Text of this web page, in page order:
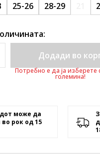
25-26 28-29
Додади во
Потребно е да ја изберете
големина!
може да
во рок од 15